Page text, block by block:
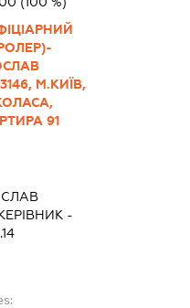
М.КИЇВ,
91
-